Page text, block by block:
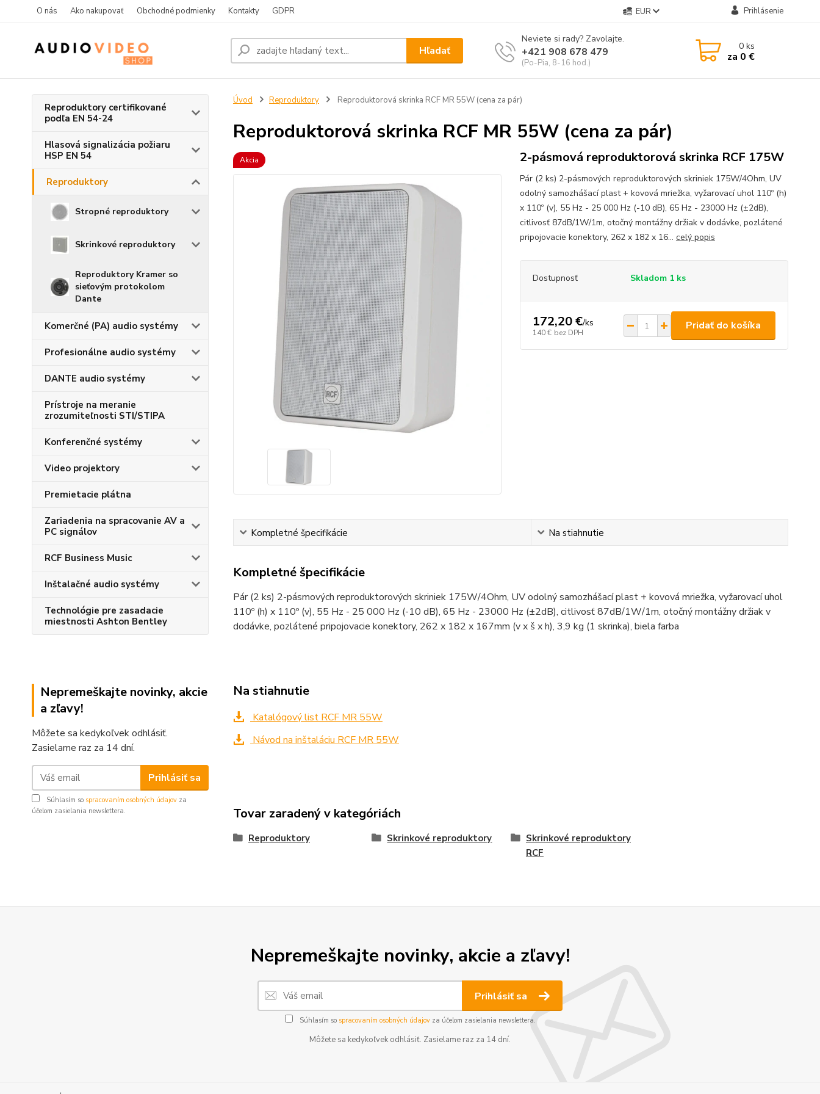
O nás Ako nakupovať Obchodné podmienky Kontakty GDPR EUR Prihlásenie
Hľadať
Neviete si rady? Zavolajte.
+421 908 678 479
(Po-Pia, 8-16 hod.)
0ks
za 0 €
Reproduktory certifikované
podľa EN 54-24
Hlasová signalizácia požiaru
HSP EN 54
Reproduktory
Stropné reproduktory
Skrinkové reproduktory
Reproduktory Kramer so
sieťovým protokolom
Dante
Komerčné (PA) audio systémy
Profesionálne audio systémy
DANTE audio systémy
Prístroje na meranie
zrozumiteľnosti STI/STIPA
Konferenčné systémy
Video projektory
Premietacie plátna
Zariadenia na spracovanie AV a
PC signálov
RCF Business Music
Inštalačné audio systémy
Technológie pre zasadacie
miestnosti Ashton Bentley
Nepremeškajte novinky, akcie
a zľavy!
Môžete sa kedykoľvek odhlásiť.
Zasielame raz za 14 dní.
Prihlásiť sa
Súhlasím so spracovaním osobných údajov za
účelom zasielania newslettera.
Úvod Reproduktory Reproduktorová skrinka RCF MR 55W (cena za pár)
Reproduktorová skrinka RCF MR 55W (cena za pár)
Akcia 2-pásmová reproduktorová skrinka RCF 175W
Pár (2 ks) 2-pásmových reproduktorových skriniek 175W/4Ohm, UV
odolný samozhášací plast + kovová mriežka, vyžarovací uhol 110º (h)
x 110º (v), 55 Hz - 25 000 Hz (-10 dB), 65 Hz - 23000 Hz (±2dB),
citlivosť 87dB/1W/1m, otočný montážny držiak v dodávke, pozlátené
pripojovacie konektory, 262 x 182 x 16... celý popis
Dostupnosť Skladom 1 ks
172,20 €/ks
140 € bez DPH
Pridať do košíka
Kompletné špecifikácie Na stiahnutie
Kompletné špecifikácie
Pár (2 ks) 2-pásmových reproduktorových skriniek 175W/4Ohm, UV odolný samozhášací plast + kovová mriežka, vyžarovací uhol
110º (h) x 110º (v), 55 Hz - 25 000 Hz (-10 dB), 65 Hz - 23000 Hz (±2dB), citlivosť 87dB/1W/1m, otočný montážny držiak v
dodávke, pozlátené pripojovacie konektory, 262 x 182 x 167mm (v x š x h), 3,9 kg (1 skrinka), biela farba
Na stiahnutie
Katalógový list RCF MR 55W
Návod na inštaláciu RCF MR 55W
Tovar zaradený v kategóriách
Reproduktory Skrinkové reproduktory
Skrinkové reproduktory
RCF
Nepremeškajte novinky, akcie a zľavy!
Prihlásiť sa
Súhlasím so spracovaním osobných údajovza účelom zasielania newslettera.
Môžete sa kedykoľvek odhlásiť. Zasielame raz za 14 dní.